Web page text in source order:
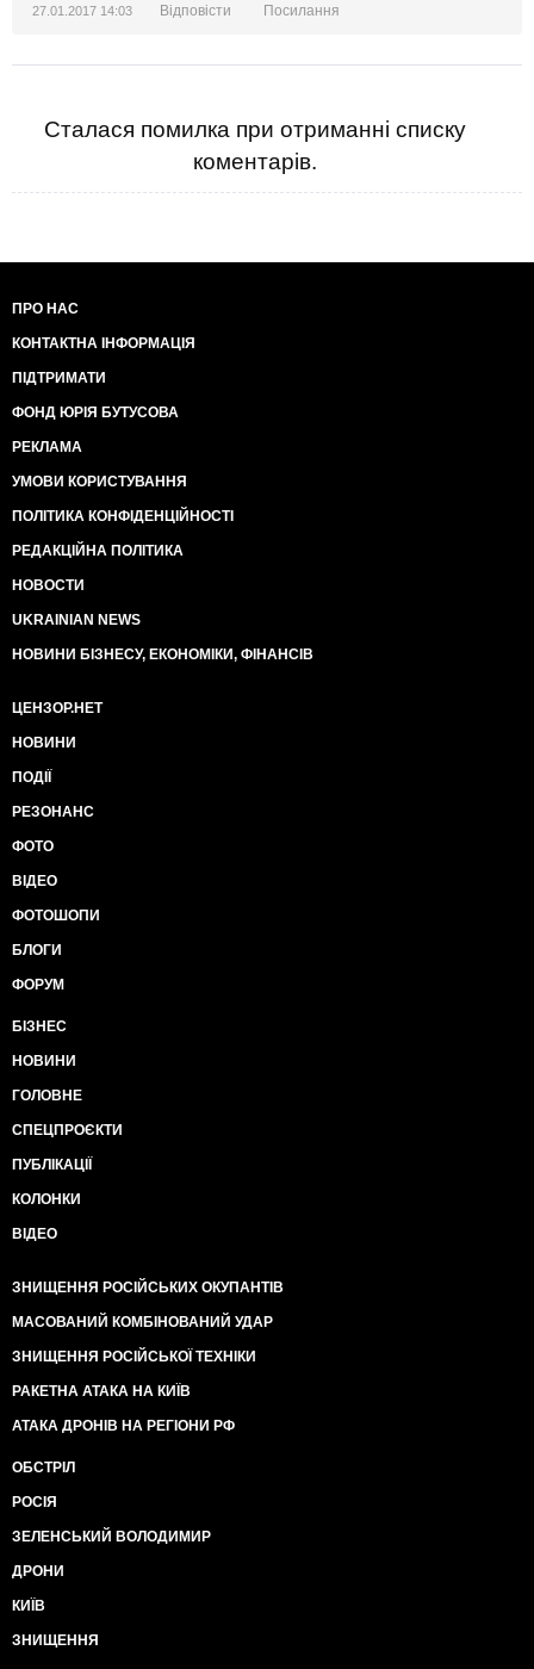
27.01.2017 14:03 Відповісти Посилання
Сталася помилка при отриманні списку
коментарів.
ПРО НАС
КОНТАКТНА ІНФОРМАЦІЯ
ПІДТРИМАТИ
ФОНД ЮРІЯ БУТУСОВА
РЕКЛАМА
УМОВИ КОРИСТУВАННЯ
ПОЛІТИКА КОНФІДЕНЦІЙНОСТІ
РЕДАКЦІЙНА ПОЛІТИКА
НОВОСТИ
UKRAINIAN NEWS
НОВИНИ БІЗНЕСУ, ЕКОНОМІКИ, ФІНАНСІВ
ЦЕНЗОР.НЕТ
НОВИНИ
ПОДІЇ
РЕЗОНАНС
ФОТО
ВІДЕО
ФОТОШОПИ
БЛОГИ
ФОРУМ
БІЗНЕС
НОВИНИ
ГОЛОВНЕ
СПЕЦПРОЄКТИ
ПУБЛІКАЦІЇ
КОЛОНКИ
ВІДЕО
ЗНИЩЕННЯ РОСІЙСЬКИХ ОКУПАНТІВ
МАСОВАНИЙ КОМБІНОВАНИЙ УДАР
ЗНИЩЕННЯ РОСІЙСЬКОЇ ТЕХНІКИ
РАКЕТНА АТАКА НА КИЇВ
АТАКА ДРОНІВ НА РЕГІОНИ РФ
ОБСТРІЛ
РОСІЯ
ЗЕЛЕНСЬКИЙ ВОЛОДИМИР
ДРОНИ
КИЇВ
ЗНИЩЕННЯ